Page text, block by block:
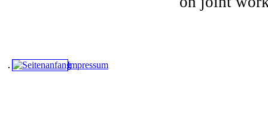
Impressum